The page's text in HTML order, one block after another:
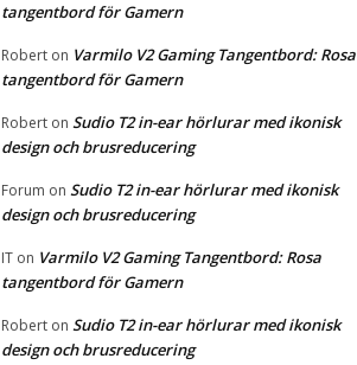
tangentbord för Gamern
Robert on Varmilo V2 Gaming Tangentbord: Rosa
tangentbord för Gamern
Robert on Sudio T2 in-ear hörlurar med ikonisk
design och brusreducering
Forum on Sudio T2 in-ear hörlurar med ikonisk
design och brusreducering
IT on Varmilo V2 Gaming Tangentbord: Rosa
tangentbord för Gamern
Robert on Sudio T2 in-ear hörlurar med ikonisk
design och brusreducering